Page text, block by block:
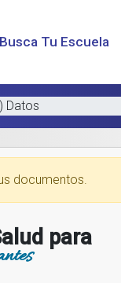
Busca Tu Escuela
Datos
documentos.
para